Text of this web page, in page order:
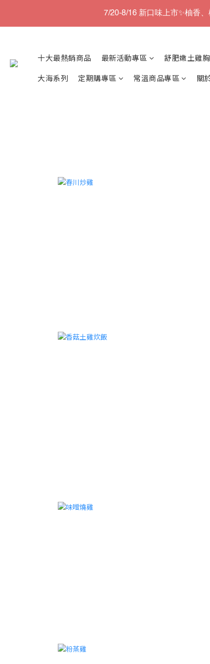
十大最熱銷商品 最新活動專區 舒肥嫩土雞胸
大海系列
定期購專區 常溫商品專區 關
7/20-8/16 新口味上市✨柚香